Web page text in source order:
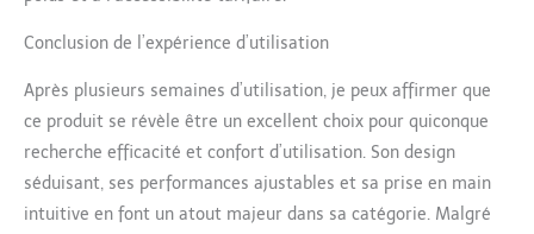
Conclusion de l’expérience d’utilisation
Après plusieurs semaines d’utilisation, je peux affirmer que
ce produit se révèle être un excellent choix pour quiconque
recherche efficacité et confort d’utilisation. Son design
séduisant, ses performances ajustables et sa prise en main
intuitive en font un atout majeur dans sa catégorie. Malgré